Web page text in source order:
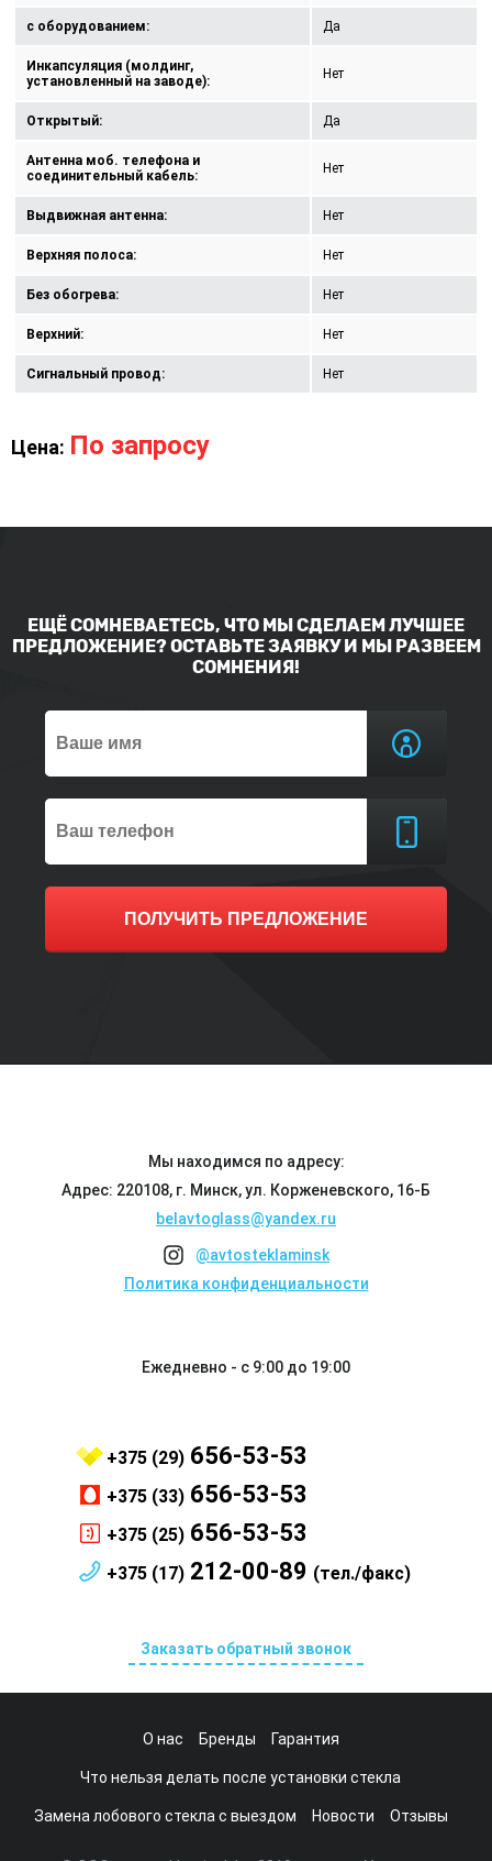
с оборудованием: Да
Инкапсуляция (молдинг,
установленный на заводе):
Нет
Открытый: Да
Антенна моб. телефона и
соединительный кабель:
Нет
Выдвижная антенна: Нет
Верхняя полоса: Нет
Без обогрева: Нет
Верхний: Нет
Сигнальный провод: Нет
Цена: По запросу
ЕЩЁ СОМНЕВАЕТЕСЬ, ЧТО МЫ СДЕЛАЕМ ЛУЧШЕЕ
ПРЕДЛОЖЕНИЕ? ОСТАВЬТЕ ЗАЯВКУ И МЫ РАЗВЕЕМ
СОМНЕНИЯ!
ПОЛУЧИТЬ ПРЕДЛОЖЕНИЕ
Мы находимся по адресу:
Адрес: 220108, г. Минск, ул. Корженевского, 16-Б
belavtoglass@yandex.ru
@avtosteklaminsk
Политика конфиденциальности
Ежедневно - с 9:00 до 19:00
+375 (29) 656-53-53
+375 (33) 656-53-53
+375 (25) 656-53-53
+375 (17) 212-00-89 (тел./факс)
Заказать обратный звонок
О нас Бренды Гарантия
Что нельзя делать после установки стекла
Замена лобового стекла с выездом Новости Отзывы